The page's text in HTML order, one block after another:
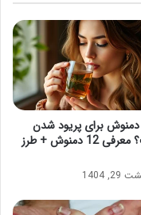
دمنوش برای پریود شدن
چیست؟ معرفی 12 دمنوش + طرز
1404